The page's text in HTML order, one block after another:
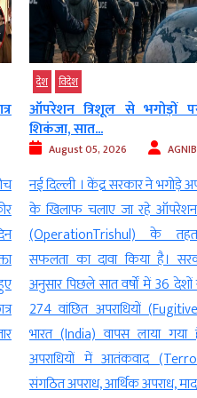
देश
वो स्टूडेंट प्रोटेस्ट नहीं
निष्कासन की...
August 05,
नई दिल्ली। बांग्लादेश से निष्कासन
बरसी पर उनकी पूर्व
बांग्लादेशी आवामी लीग की
हसीना ने संबोधन किया। इस
शेख हसीना ने कहा कि ये वो
जिसके लिए 30 लाख लोग
1971 का मूवमेंट हुआ। यह कहते
हसीना इमोशनल भी हो गईं। […]